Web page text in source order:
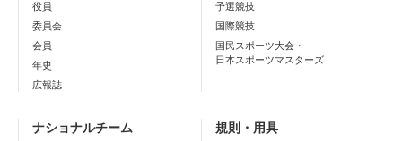
役員
委員会
会員
年史
広報誌
予選競技
国際競技
国民スポーツ大会・
日本スポーツマスターズ
ナショナルチーム 規則・用具